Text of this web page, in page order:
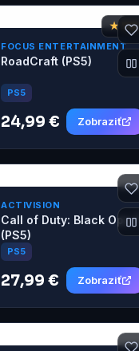
★ 7,8
FOCUS ENTERTAINMENT
RoadCraft (PS5)
PS5
24,99 € Zobraziť
ACTIVISION
Call of Duty: Black Ops 7
(PS5)
PS5
27,99 € Zobraziť